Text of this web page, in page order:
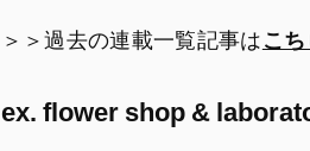
＞＞過去の連載一覧記事はこ
ex. flower shop &